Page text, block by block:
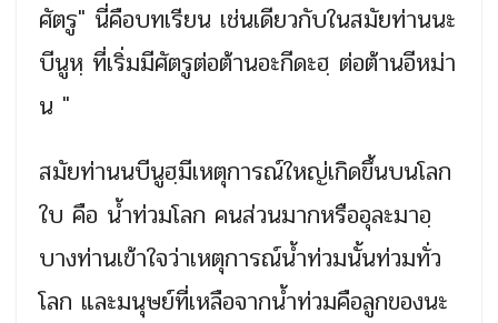
ศัตรู" นี่คือบทเรียน เช่นเดียวกับในสมัยท่านนะ
บีนูหฺ ที่เริ่มมีศัตรูต่อต้านอะกีดะฮฺ ต่อต้านอีหม่า
น "
สมัยท่านนบีนูฮฺมีเหตุการณ์ใหญ่เกิดขึ้นบนโลก
ใบ คือ น้ำท่วมโลก คนส่วนมากหรืออุละมาอฺ
บางท่านเข้าใจว่าเหตุการณ์น้ำท่วมนั้นท่วมทั่ว
โลก และมนุษย์ที่เหลือจากน้ำท่วมคือลูกของนะ